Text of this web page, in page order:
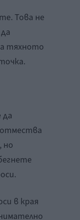
Това не
тяхното
но
в края